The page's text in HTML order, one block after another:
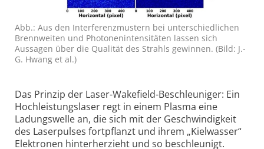
Abb.: Aus den Interferenz­mustern bei unterschiedlichen
Brenn­weiten und Photonen­intensitäten lassen sich
Aussagen über die Qualität des Strahls gewinnen. (Bild: J.-
G. Hwang et al.)
Das Prinzip der Laser-Wakefield-Beschleuniger: Ein
Hochleistungslaser regt in einem Plasma eine
Ladungswelle an, die sich mit der Geschwindigkeit
des Laserpulses fortpflanzt und ihrem „Kielwasser“
Elektronen hinterher­zieht und so beschleunigt.